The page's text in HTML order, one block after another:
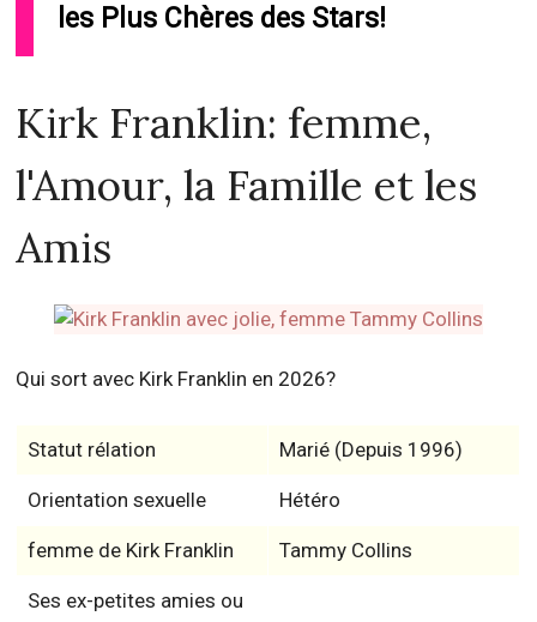
les Plus Chères des Stars!
Kirk Franklin: femme,
l'Amour, la Famille et les
Amis
Qui sort avec Kirk Franklin en 2026?
Statut rélation Marié (Depuis 1996)
Orientation sexuelle Hétéro
femme de Kirk Franklin Tammy Collins
Ses ex-petites amies ou